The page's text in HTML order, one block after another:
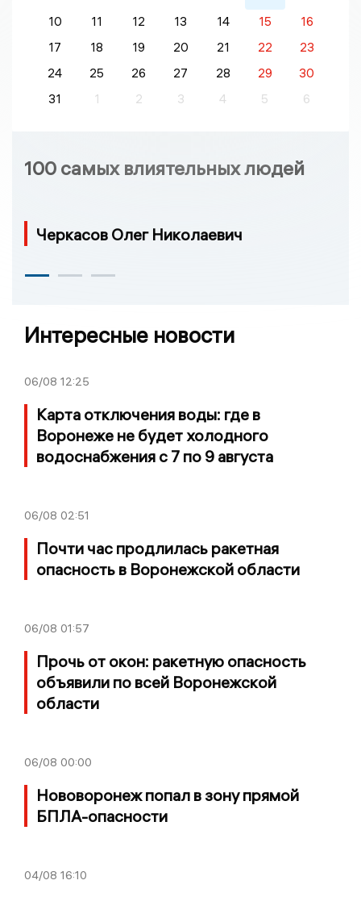
10
11 12 13 14 15
16
17
18 19 20 21 22
23
24
25 26 27 28 29
30
31
1 2 3 4 5 6
100 самых влиятельных людей
Черкасов Олег Николаевич
Интересные новости
06/08 12:25
Карта отключения воды: где в
Воронеже не будет холодного
водоснабжения с 7 по 9 августа
06/08 02:51
Почти час продлилась ракетная
опасность в Воронежской области
06/08 01:57
Прочь от окон: ракетную опасность
объявили по всей Воронежской
области
06/08 00:00
Нововоронеж попал в зону прямой
БПЛА-опасности
04/08 16:10